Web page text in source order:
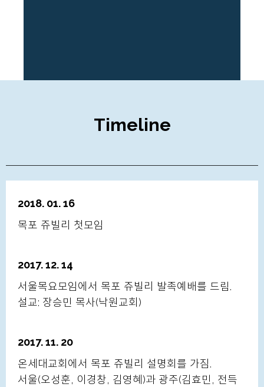
목포극동방송
전남기독신문
Timeline
2018. 01. 16
목포 쥬빌리 첫모임
2017. 12. 14
서울목요모임에서 목포 쥬빌리 발족예배를 드림.
설교: 장승민 목사(낙원교회)
2017. 11. 20
온세대교회에서 목포 쥬빌리 설명회를 가짐.
서울(오성훈, 이경창, 김영혜)과 광주(김효민, 전득